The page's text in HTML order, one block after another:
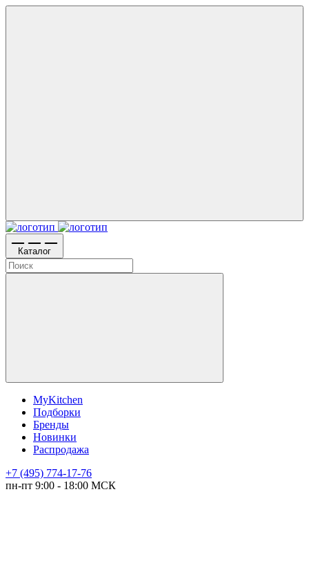
Каталог
MyKitchen
Подборки
Бренды
Новинки
Распродажа
+7 (495) 774-17-76
пн-пт 9:00 - 18:00 МСК